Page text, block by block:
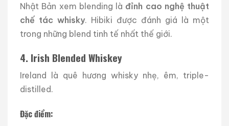
Nhật Bản xem blending là đỉnh cao nghệ thuật
chế tác whisky. Hibiki được đánh giá là một
trong những blend tinh tế nhất thế giới.
4. Irish Blended Whiskey
Ireland là quê hương whisky nhẹ, êm, triple-
distilled.
Đặc điểm: